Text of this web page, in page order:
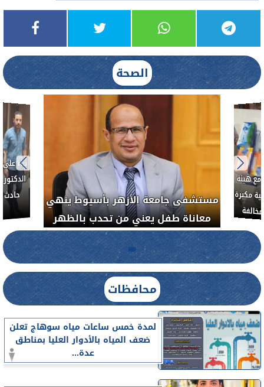
الصحة
العلاج الحر بمنفلوط بالتعاون مع هيئة
الدواء المصرية يشن حملة رقابية مكبرة
لضبط المنشآت الطبية المخالفة.....
خبيث
محافظات
لمدة خمس ساعات مياه سوهاج تعلن
ضعف المياه بالأدوار العليا بمناطق
عدة...